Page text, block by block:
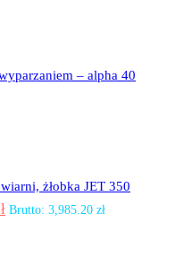
– alpha 40
żłobka JET 350
Brutto: 3,985.20 zł